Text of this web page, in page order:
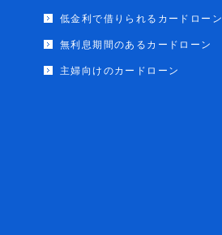
低金利で借りられるカードローン
無利息期間のあるカードローン
主婦向けのカードローン